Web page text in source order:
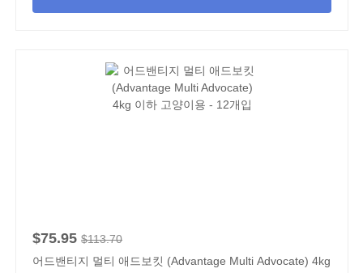
$75.95 $113.70
어드밴티지 멀티 애드보킷 (Advantage Multi Advocate) 4kg